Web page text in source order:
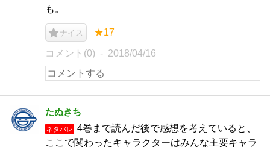
も。
ナイス ★17
コメント(0) 2018/04/16
たぬきち
ネタバレ
4巻まで読んだ後で感想を考えていると、
ここで関わったキャラクターはみんな主要キャラ